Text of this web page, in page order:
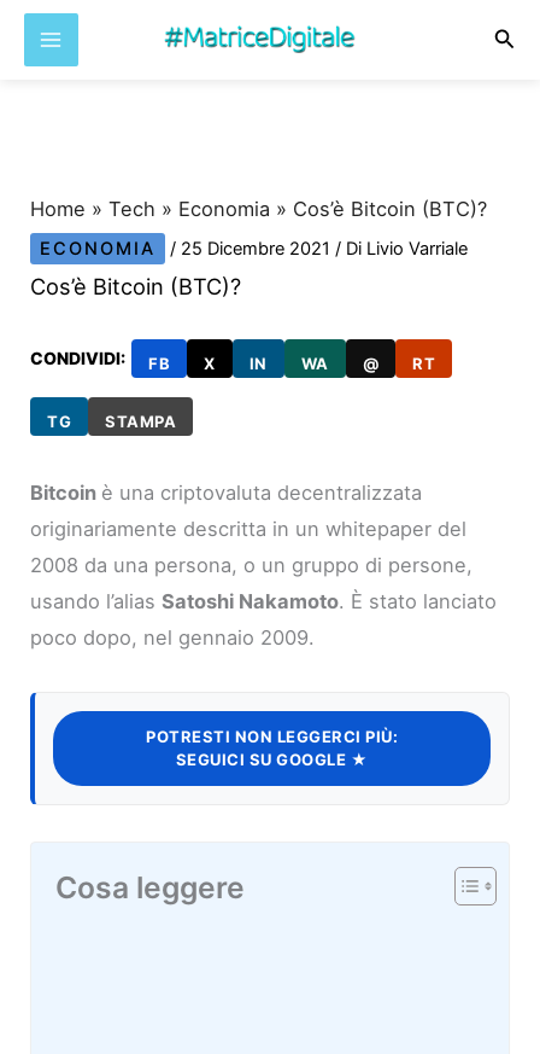
Home »Tech » Economia » Cos’è Bitcoin (BTC)?
ECONOMIA / 25 Dicembre 2021/ Di Livio Varriale
Cos’è Bitcoin (BTC)?
CONDIVIDI: FB X IN WA @ RT
TG STAMPA
Bitcoin è una criptovaluta decentralizzata
originariamente descritta in un whitepaper del
2008 da una persona, o un gruppo di persone,
usando l’aliasSatoshi Nakamoto. È stato lanciato
poco dopo, nel gennaio 2009.
POTRESTI NON LEGGERCI PIÙ:
SEGUICI SU GOOGLE ★
Cosa leggere